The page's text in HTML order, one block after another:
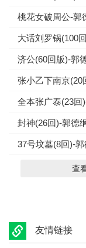
桃花女破周公-郭
大话刘罗锅(100
济公(60回版)-郭
张小乙下南京(20
全本张广泰(23回
封神(26回)-郭德
37号坟墓(8回)-郭
查
友情链接